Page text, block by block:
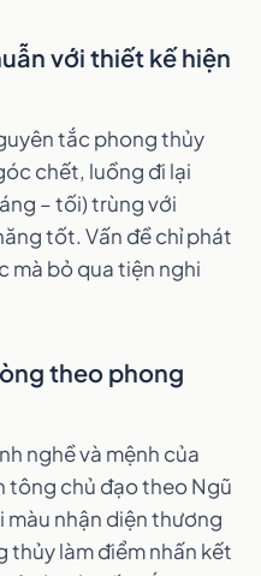
với thiết kế hiện
tắc phong thủy
chết, luồng đi lại
– tối) trùng với
tốt. Vấn đề chỉ phát
mà bỏ qua tiện nghi
theo phong
nghề và mệnh của
tông chủ đạo theo Ngũ
màu nhận diện thương
thủy làm điểm nhấn kết